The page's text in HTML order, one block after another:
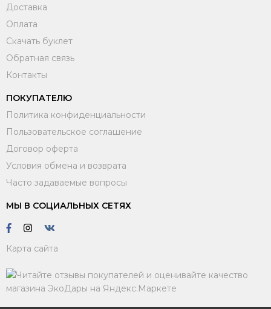
Доставка
Оплата
Скачать буклет
Обратная связь
Контакты
ПОКУПАТЕЛЮ
Политика конфиденциальности
Пользовательское соглашение
Договор оферта
Условия обмена и возврата
Часто задаваемые вопросы
МЫ В СОЦИАЛЬНЫХ СЕТЯХ
Карта сайта